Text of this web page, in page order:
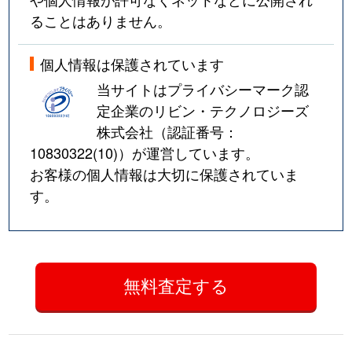
ることはありません。
個人情報は保護されています
当サイトはプライバシーマーク認
定企業のリビン・テクノロジーズ
株式会社（認証番号：
10830322(10)）が運営しています。
お客様の個人情報は大切に保護されていま
す。